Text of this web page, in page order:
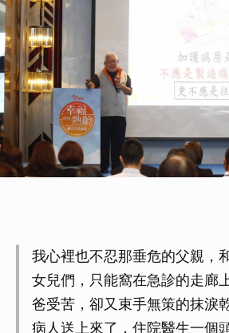
我心裡也不忍那垂危的父親，
女兒們，只能窩在急診的走廊
爸受苦，卻又束手無策的抹淚
病人送上來了，住院醫生一個